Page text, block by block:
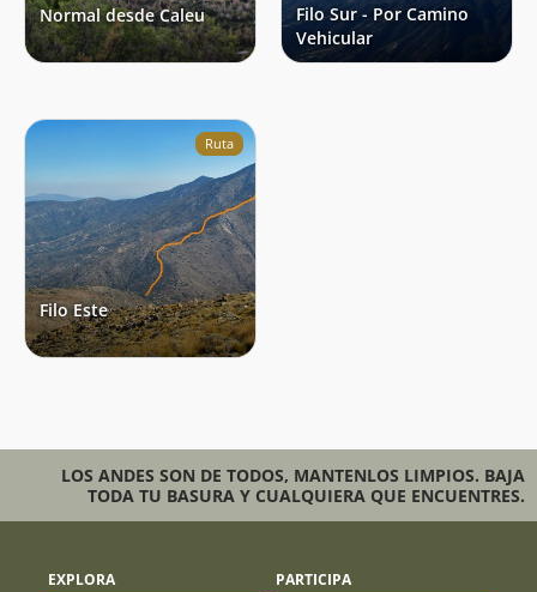
Normal desde Caleu
Filo Sur - Por Camino
Vehicular
Ruta
Filo Este
LOS ANDES SON DE TODOS, MANTENLOS LIMPIOS. BAJA
TODA TU BASURA Y CUALQUIERA QUE ENCUENTRES.
EXPLORA PARTICIPA